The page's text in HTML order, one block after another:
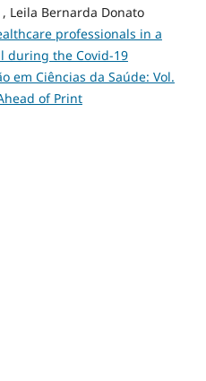
, Leila Bernarda Donato
professionals in a
during the Covid-19
em Ciências da Saúde: Vol.
of Print